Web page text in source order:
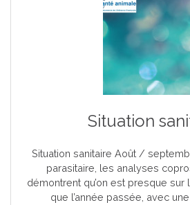
Situation
Situation sanitaire Août /
parasitaire, les analyses
démontrent qu’on est presque
que l’année passée, avec